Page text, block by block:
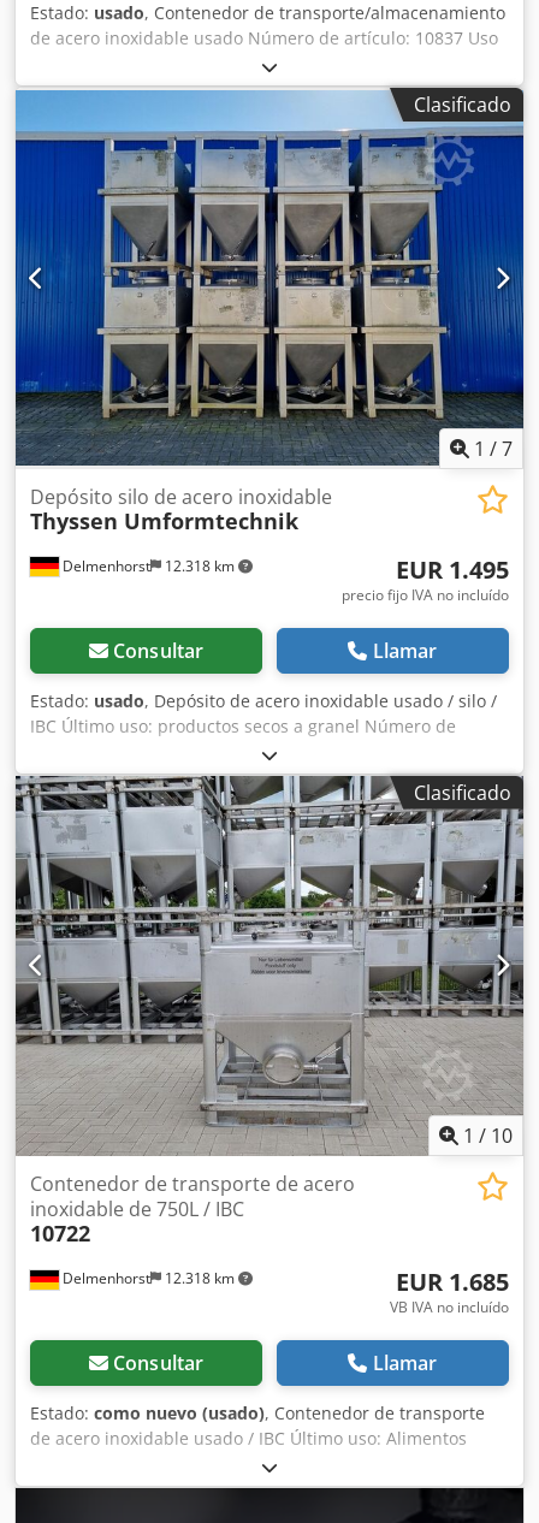
Estado: usado, Contenedor de transporte/almacenamiento
de acero inoxidable usado Número de artículo: 10837 Uso
final: Alimentación Volumen: aprox. 650 litros Tipo: De pie
sobre cuatro patas con túnel para carretilla elevadora
Material (partes húmedas): 1.4301 / AISI304 Diseño: De
pared simple Dimensiones del contenedor: Pozo de
acceso: 400 mm Diámetro exterior: 1000 mm Cil. Altura:
800 mm Altura total: 1530 mm / 1560 mm Ancho total: 1000
mm Longitud total: 1000 mm Materiales: Interior: 1.4301 /
AISI 304 Exterior: 1.4301 / AISI 304 Instalaciones: Salida:
DN50 DIN11851 Válvula de salida: válvula de disco
Distancia del desagüe al suelo: 180 mm Dwsdpfxewcd T Hs
Anyja Altura de los pies: 450mm Placa de identificación: no
Clasificado
1 /7
Delmenhorst 12.318 km
Depósito silo de acero inoxidable
Thyssen Umformtechnik
EUR 1.495
precio fijo IVA no incluído
Consultar Llamar
Estado: usado, Depósito de acero inoxidable usado / silo /
IBC Último uso: productos secos a granel Número de
artículo: 10895 Volumen: 1.160 litros Tipo: Vertical en
bastidor apilable de acero inoxidable Material (en contacto
con el producto): 1.4301 / AISI304 Boca de hombre: 450
mm Ejecución: de pared simple Presión de trabajo según
placa: atmosférica Dimensiones del depósito: Ancho total:
1.270 mm Dsdjyvgpropfx Anyewa Longitud total: 1.080 mm
Altura total: 1.900 mm Altura de las patas: 120 mm
Materiales: Interior: 1.4301 / AISI 304 Partes exteriores:
acero inoxidable Equipamiento: Placa de características: sí
Diámetro de salida: DN250 Válvula de salida: válvula de
mariposa Distancia del desagüe al suelo: 200 mm
Clasificado
1 / 10
Delmenhorst 12.318 km
Contenedor de transporte de acero
inoxidable de 750L / IBC
10722
EUR 1.685
VB IVA no incluído
Consultar Llamar
Estado: como nuevo (usado), Contenedor de transporte
de acero inoxidable usado / IBC Último uso: Alimentos
Número de artículo: 10722 Volumen: 750 litros Tipo: De
pie, con estructura de acero inoxidable Material: 1.4404 /
AISI316L Diseño: De pared simple Tapa superior